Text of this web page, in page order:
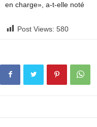
en charge», a-t-elle noté
Post Views: 580